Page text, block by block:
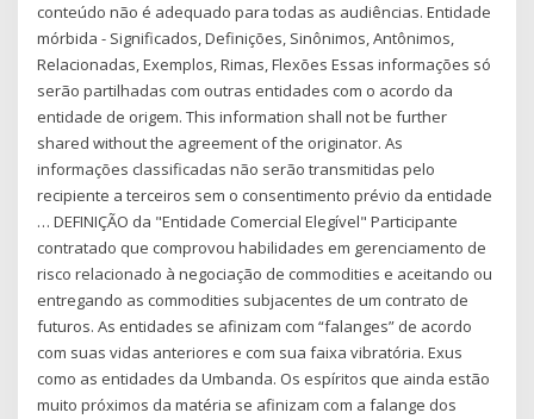
conteúdo não é adequado para todas as audiências. Entidade
mórbida - Significados, Definições, Sinônimos, Antônimos,
Relacionadas, Exemplos, Rimas, Flexões Essas informações só
serão partilhadas com outras entidades com o acordo da
entidade de origem. This information shall not be further
shared without the agreement of the originator. As
informações classificadas não serão transmitidas pelo
recipiente a terceiros sem o consentimento prévio da entidade
… DEFINIÇÃO da "Entidade Comercial Elegível" Participante
contratado que comprovou habilidades em gerenciamento de
risco relacionado à negociação de commodities e aceitando ou
entregando as commodities subjacentes de um contrato de
futuros. As entidades se afinizam com “falanges” de acordo
com suas vidas anteriores e com sua faixa vibratória. Exus
como as entidades da Umbanda. Os espíritos que ainda estão
muito próximos da matéria se afinizam com a falange dos